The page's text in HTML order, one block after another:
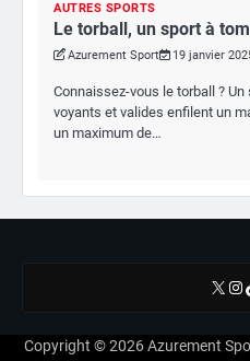
AUTRES SPORTS
Le torball, un sport à
Azurement Sport 19 janvier
Connaissez-vous le torball ?
voyants et valides enfilent un
un maximum de…
X
Copyright © 2026Azurement